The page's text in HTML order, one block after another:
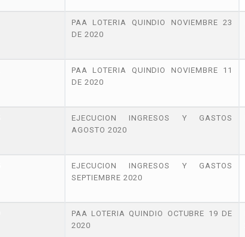
PAA LOTERIA QUINDIO NOVIEMBRE 23
DE 2020
PAA LOTERIA QUINDIO NOVIEMBRE 11
DE 2020
EJECUCION INGRESOS Y GASTOS
AGOSTO 2020
EJECUCION INGRESOS Y GASTOS
SEPTIEMBRE 2020
PAA LOTERIA QUINDIO OCTUBRE 19 DE
2020